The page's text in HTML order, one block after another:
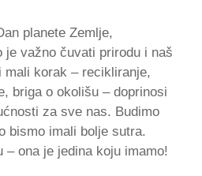
planete Zemlje,
je važno čuvati prirodu i naš
mali korak – recikliranje,
briga o okolišu – doprinosi
za sve nas. Budimo
bismo imali bolje sutra.
– ona je jedina koju imamo!